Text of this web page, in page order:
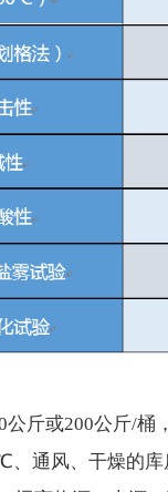
或200公斤/桶，
通风、干燥的库